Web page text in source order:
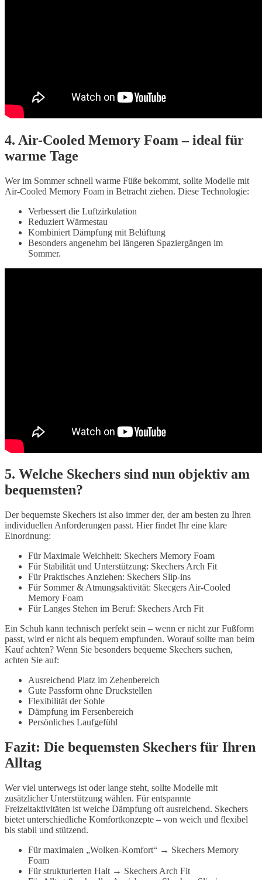
4. Air-Cooled Memory Foam – ideal für
warme Tage
Wer im Sommer schnell warme Füße bekommt, sollte Modelle mit
Air-Cooled Memory Foam in Betracht ziehen. Diese Technologie:
Verbessert die Luftzirkulation
Reduziert Wärmestau
Kombiniert Dämpfung mit Belüftung
Besonders angenehm bei längeren Spaziergängen im
Sommer.
5. Welche Skechers sind nun objektiv am
bequemsten?
Der bequemste Skechers ist also immer der, der am besten zu Ihren
individuellen Anforderungen passt. Hier findet Ihr eine klare
Einordnung:
Für Maximale Weichheit: Skechers Memory Foam
Für Stabilität und Unterstützung: Skechers Arch Fit
Für Praktisches Anziehen: Skechers Slip-ins
Für Sommer & Atmungsaktivität: Skecgers Air-Cooled
Memory Foam
Für Langes Stehen im Beruf: Skechers Arch Fit
Ein Schuh kann technisch perfekt sein – wenn er nicht zur Fußform
passt, wird er nicht als bequem empfunden. Worauf sollte man beim
Kauf achten? Wenn Sie besonders bequeme Skechers suchen,
achten Sie auf:
Ausreichend Platz im Zehenbereich
Gute Passform ohne Druckstellen
Flexibilität der Sohle
Dämpfung im Fersenbereich
Persönliches Laufgefühl
Fazit: Die bequemsten Skechers für Ihren
Alltag
Wer viel unterwegs ist oder lange steht, sollte Modelle mit
zusätzlicher Unterstützung wählen. Für entspannte
Freizeitaktivitäten ist weiche Dämpfung oft ausreichend. Skechers
bietet unterschiedliche Komfortkonzepte – von weich und flexibel
bis stabil und stützend.
Für maximalen „Wolken-Komfort“ → Skechers Memory
Foam
Für strukturierten Halt → Skechers Arch Fit